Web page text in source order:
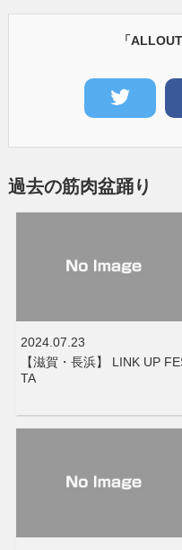
「
過去の筋肉盆踊り
2024.07.23
【滋賀・長浜】 LINK UP
TA